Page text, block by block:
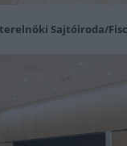
Sajtóiroda/